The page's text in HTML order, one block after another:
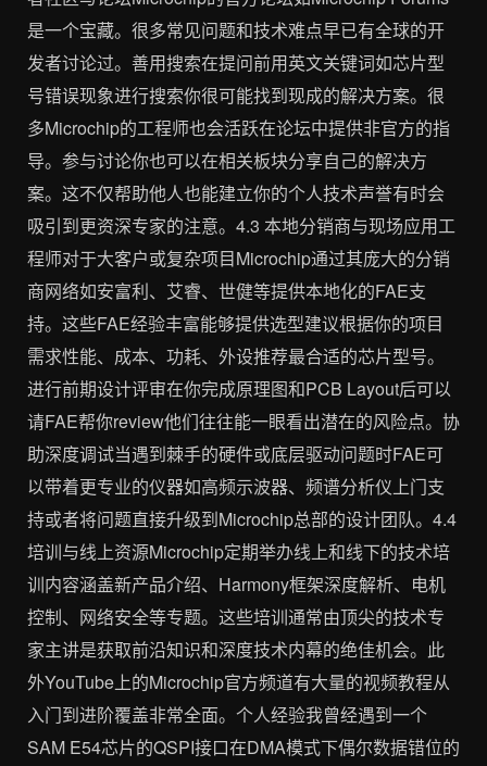
是一个宝藏。很多常见问题和技术难点早已有全球的开
发者讨论过。善用搜索在提问前用英文关键词如芯片型
号错误现象进行搜索你很可能找到现成的解决方案。很
多Microchip的工程师也会活跃在论坛中提供非官方的指
导。参与讨论你也可以在相关板块分享自己的解决方
案。这不仅帮助他人也能建立你的个人技术声誉有时会
吸引到更资深专家的注意。4.3 本地分销商与现场应用工
程师对于大客户或复杂项目Microchip通过其庞大的分销
商网络如安富利、艾睿、世健等提供本地化的FAE支
持。这些FAE经验丰富能够提供选型建议根据你的项目
需求性能、成本、功耗、外设推荐最合适的芯片型号。
进行前期设计评审在你完成原理图和PCB Layout后可以
请FAE帮你review他们往往能一眼看出潜在的风险点。协
助深度调试当遇到棘手的硬件或底层驱动问题时FAE可
以带着更专业的仪器如高频示波器、频谱分析仪上门支
持或者将问题直接升级到Microchip总部的设计团队。4.4
培训与线上资源Microchip定期举办线上和线下的技术培
训内容涵盖新产品介绍、Harmony框架深度解析、电机
控制、网络安全等专题。这些培训通常由顶尖的技术专
家主讲是获取前沿知识和深度技术内幕的绝佳机会。此
外YouTube上的Microchip官方频道有大量的视频教程从
入门到进阶覆盖非常全面。个人经验我曾经遇到一个
SAM E54芯片的QSPI接口在DMA模式下偶尔数据错位的